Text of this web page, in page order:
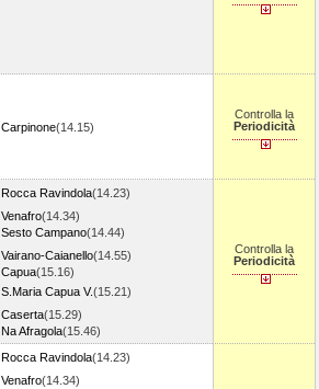
Carpinone(14.15)
Controlla la
Periodicità
Rocca Ravindola(14.23)
Venafro(14.34)
Sesto Campano(14.44)
Vairano-Caianello(14.55)
Capua(15.16)
S.Maria Capua V.(15.21)
Caserta(15.29)
Na Afragola(15.46)
Controlla la
Periodicità
Rocca Ravindola(14.23)
Venafro(14.34)